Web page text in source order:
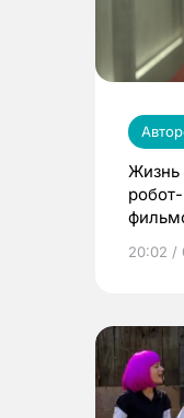
Жизнь
20:02 /